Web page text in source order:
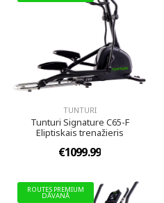
TUNTURI
Tunturi Signature C65-F
Eliptiskais trenažieris
€1099.99
ROUTES PREMIUM
DĀVANĀ